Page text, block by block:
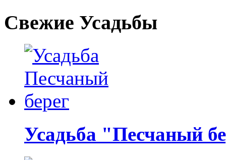
Свежие Усадьбы
Усадьба "Песчаный